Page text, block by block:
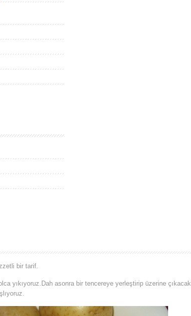
bir tarif.
yıkıyoruz.Dah asonra bir tencereye yerleştirip üzerine çıkacak